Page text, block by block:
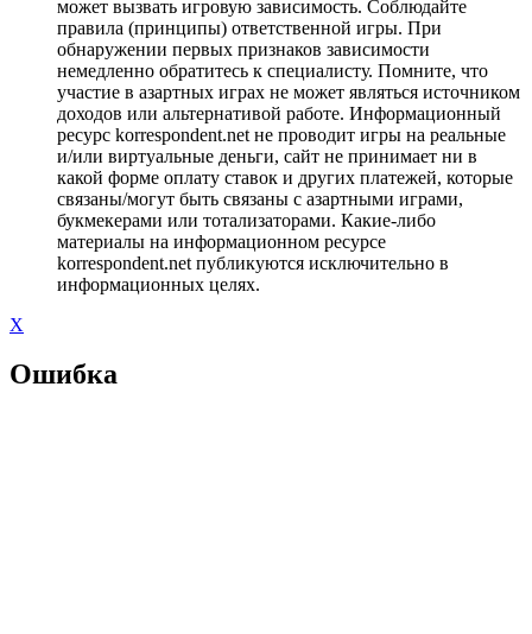
может вызвать игровую зависимость. Соблюдайте
правила (принципы) ответственной игры. При
обнаружении первых признаков зависимости
немедленно обратитесь к специалисту. Помните, что
участие в азартных играх не может являться источником
доходов или альтернативой работе. Информационный
ресурс korrespondent.net не проводит игры на реальные
и/или виртуальные деньги, сайт не принимает ни в
какой форме оплату ставок и других платежей, которые
связаны/могут быть связаны с азартными играми,
букмекерами или тотализаторами. Какие-либо
материалы на информационном ресурсе
korrespondent.net публикуются исключительно в
информационных целях.
X
Ошибка